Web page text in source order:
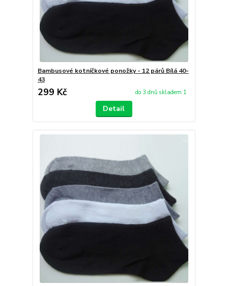
Bambusové kotníčkové ponožky - 12 párů Bílá 40-
43
299 Kč do 3 dnů skladem 1
Detail